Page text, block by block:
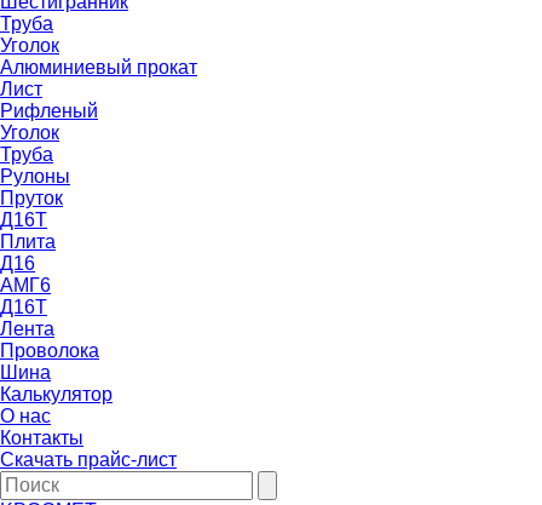
Труба
Уголок
Алюминиевый прокат
Лист
Рифленый
Уголок
Труба
Рулоны
Пруток
Д16Т
Плита
Д16
АМГ6
Д16Т
Лента
Проволока
Шина
Калькулятор
О нас
Контакты
Скачать прайс-лист